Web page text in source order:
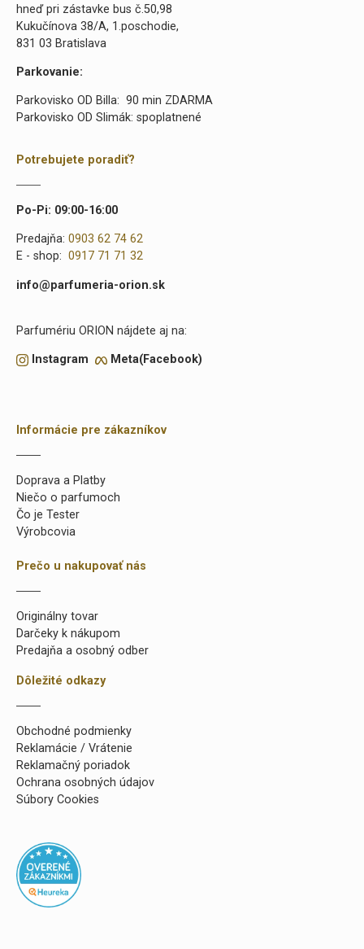
hneď pri zástavke bus č.50,98
Kukučínova 38/A, 1.poschodie,
831 03 Bratislava
Parkovanie:
Parkovisko OD Billa: 90 min ZDARMA
Parkovisko OD Slimák: spoplatnené
Potrebujete poradiť?
Po-Pi: 09:00-16:00
Predajňa: 0903 62 74 62
E - shop: 0917 71 71 32
info@parfumeria-orion.sk
Parfumériu ORION nájdete aj na:
Instagram Meta(Facebook)
Informácie pre zákazníkov
Doprava a Platby
Niečo o parfumoch
Čo je Tester
Výrobcovia
Prečo u nakupovať nás
Originálny tovar
Darčeky k nákupom
Predajňa a osobný odber
Dôležité odkazy
Obchodné podmienky
Reklamácie / Vrátenie
Reklamačný poriadok
Ochrana osobných údajov
Súbory Cookies